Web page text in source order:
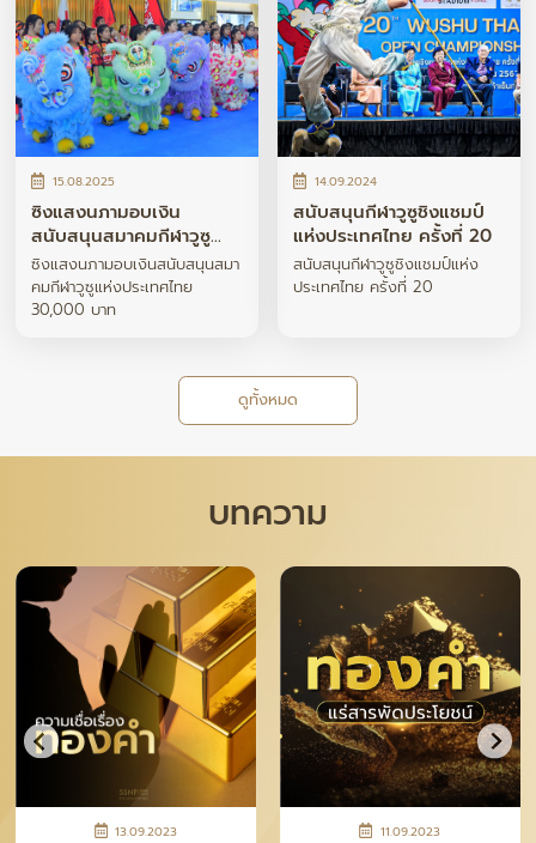
15.08.2025
ซิงแสงนภามอบเงิน
สนับสนุนสมาคมกีฬาวูซู
แห่งประเทศไทย 30,000
บาท
ซิงแสงนภามอบเงินสนับสนุนสมา
คมกีฬาวูซูแห่งประเทศไทย
30,000 บาท
14.09.2024
สนับสนุนกีฬาวูซูชิงแชมป์
แห่งประเทศไทย ครั้งที่ 20
สนับสนุนกีฬาวูซูชิงแชมป์แห่ง
ประเทศไทย ครั้งที่ 20
ดูทั้งหมด
บทความ
13.09.2023 11.09.2023